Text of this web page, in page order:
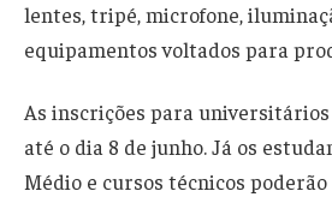
lentes, tripé, microfone,
equipamentos voltados para
As inscrições para
até o dia 8 de junho. Já os
Médio e cursos técnicos